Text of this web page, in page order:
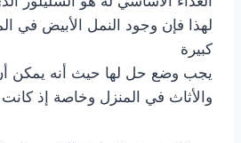
لهذا فإن وجود النمل الأبيض في
كبيرة
يجب وضع حل لها حيث أنه يمكن
والأثاث في المنزل وخاصة إذ كانت